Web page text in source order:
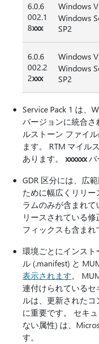
6.0.6
002.1
8xxx
Windows
Windows
SP2
6.0.6
002.2
2xxx
Windows
Windows
SP2
Service Pack 1 は、
バージョンに統合さ
ルストーン ファイ
ます。 RTM マイル
あります。 xxxxxxバ
GDR 区分には、広
ために幅広くリリ
ラムのみが含まれて
リースされている
フィックスも含まれ
環境ごとにインスト
ル (.manifest) と
表示されます。
連付けられているセ
ルは、更新された
に重要です。 セキ
ない属性) は、
す。